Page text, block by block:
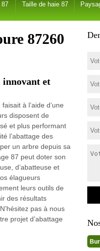
87 Taille de haie 87
87260
et
à l’aide d’une
disposent de
et plus performant
l’abattage des
un arbre depuis sa
87 peut doter son
d’abatteuse et
élagueurs
leurs outils de
des résultats
pas à nous
projet d’abattage